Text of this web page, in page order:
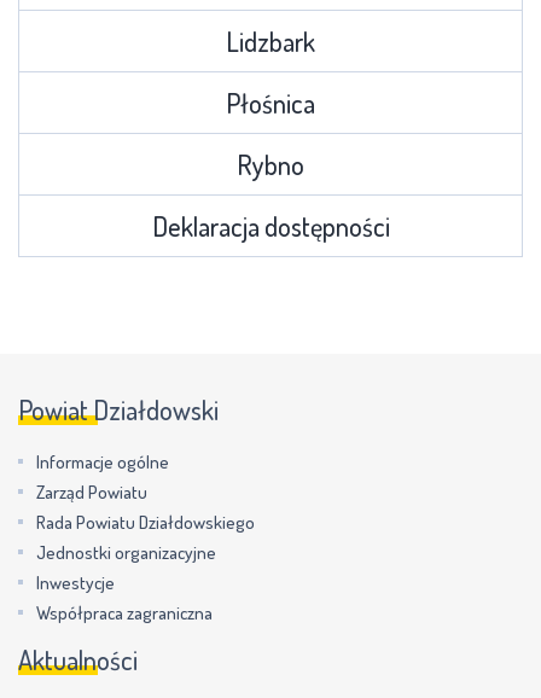
Lidzbark
Płośnica
Rybno
Deklaracja dostępności
Powiat Działdowski
Informacje ogólne
Zarząd Powiatu
Rada Powiatu Działdowskiego
Jednostki organizacyjne
Inwestycje
Współpraca zagraniczna
Aktualności